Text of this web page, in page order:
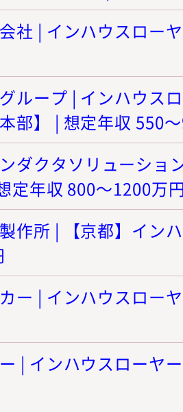
社 | インハウスロー
ループ | インハウス
部】 | 想定年収 550
ダクタソリューショ
定年収 800～1200万
作所 | 【京都】イン
ー | インハウスロー
| インハウスローヤ